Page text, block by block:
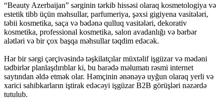
“Beauty Azerbaijan” sərginin tərkib hissəsi olaraq kosmetologiya və
estetik tibb üçün məhsullar, parfumeriya, şəxsi gigiyena vasitələri,
təbii kosmetika, saça və bədənə qulluq vasitələri, dekorativ
kosmetika, professional kosmetika, salon avadanlığı və bərbər
alətləri və bir çox başqa məhsullar təqdim edəcək.
Hər bir sərgi çərçivəsində təşkilatçılar müxtəlif işgüzar və mədəni
tədbirlər planlaşdırıblar ki, bu barədə məlumatı rəsmi internet
saytından əldə etmək olar. Həmçinin ənənəyə uyğun olaraq yerli və
xarici sahibkarların iştirak edəcəyi işgüzar B2B görüşləri nəzərdə
tutulub.